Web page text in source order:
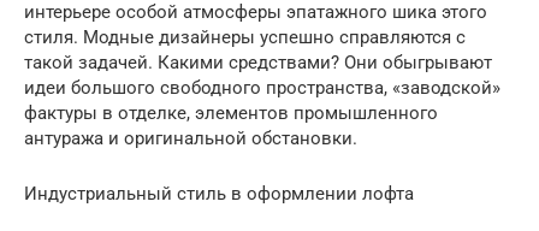
интерьере особой атмосферы эпатажного шика этого
стиля. Модные дизайнеры успешно справляются с
такой задачей. Какими средствами? Они обыгрывают
идеи большого свободного пространства, «заводской»
фактуры в отделке, элементов промышленного
антуража и оригинальной обстановки.
Индустриальный стиль в оформлении лофта